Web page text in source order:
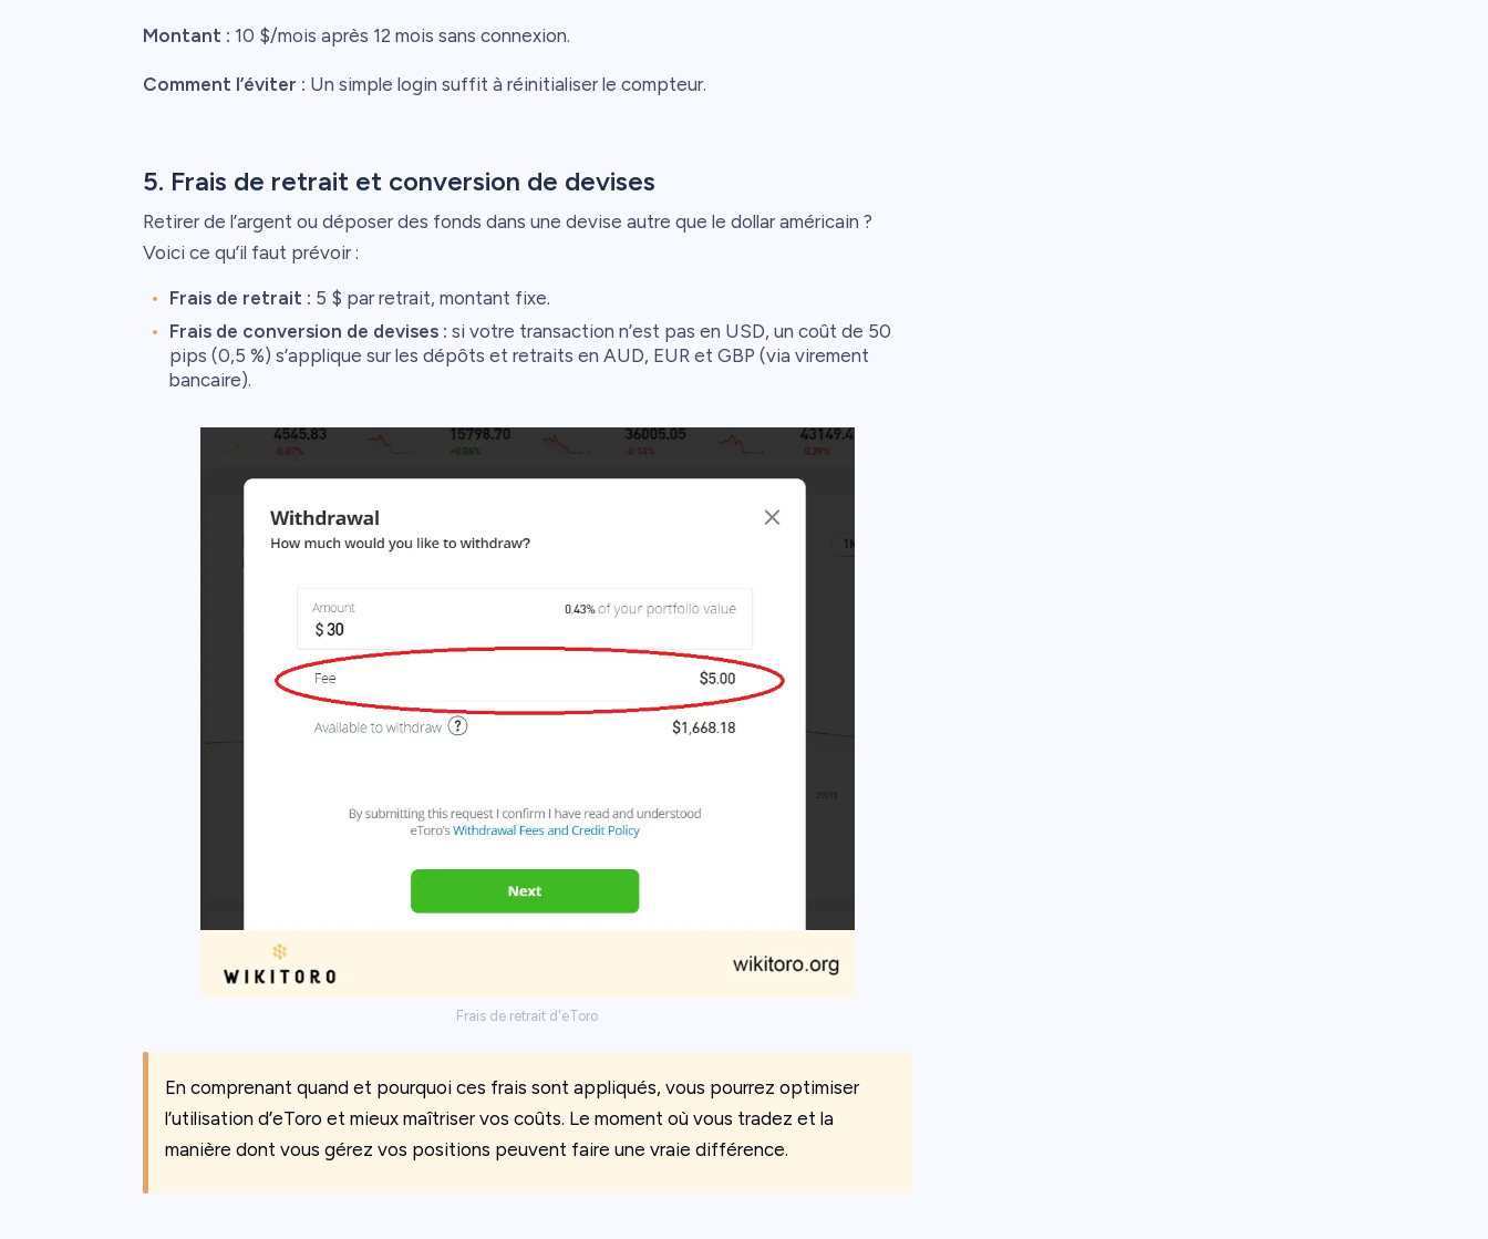
Montant : 10 $/mois après 12 mois sans connexion.
Comment l’éviter : Un simple login suffit à réinitialiser le compteur.
5. Frais de retrait et conversion de devises
Retirer de l’argent ou déposer des fonds dans une devise autre que le dollar américain ?
Voici ce qu’il faut prévoir :
Frais de retrait : 5 $ par retrait, montant fixe.
Frais de conversion de devises : si votre transaction n’est pas en USD, un coût de 50
pips (0,5 %) s’applique sur les dépôts et retraits en AUD, EUR et GBP (via virement
bancaire).
Frais de retrait d'eToro
En comprenant quand et pourquoi ces frais sont appliqués, vous pourrez optimiser
l’utilisation d’eToro et mieux maîtriser vos coûts. Le moment où vous tradez et la
manière dont vous gérez vos positions peuvent faire une vraie différence.